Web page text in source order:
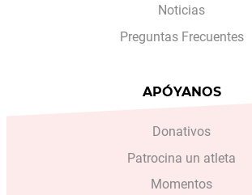
Noticias
Preguntas Frecuentes
APÓYANOS
Donativos
Patrocina un atleta
Momentos